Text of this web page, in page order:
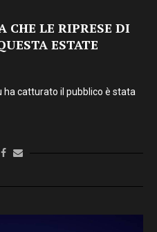
CHE LE RIPRESE DI
ESTATE
ha catturato il pubblico è stata